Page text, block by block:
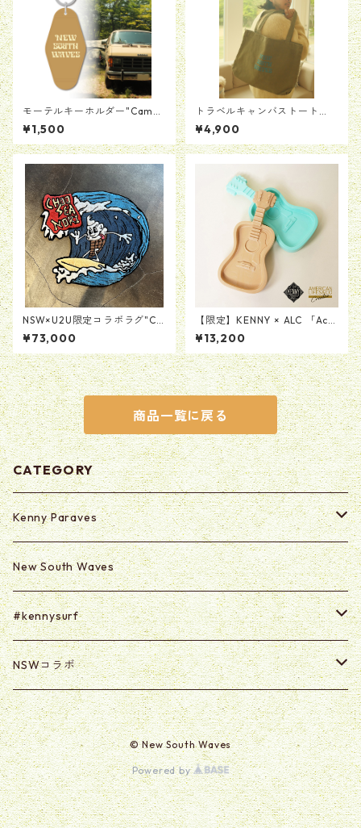
モーテルキーホルダー"Campi
ng Sand"
¥1,500
トラベルキャンバストート
【カーキ】
¥4,900
NSW×U2U限定コラボラグ"Ch
oo Sea Nori"
¥73,000
【限定】KENNY × ALC 「Aco
ustic Guitar Tray Product b
y MAD SCULPTURES」レジン
製ギタートレイ
¥13,200
商品一覧に戻る
CATEGORY
Kenny Paraves
Secret (Paraves Club Only)
Secret 0625-0703
New South Waves
#kennysurf
ART
Goods
NSWコラボ
U2U
@kabasawa_madoka
© New South Waves
Powered by